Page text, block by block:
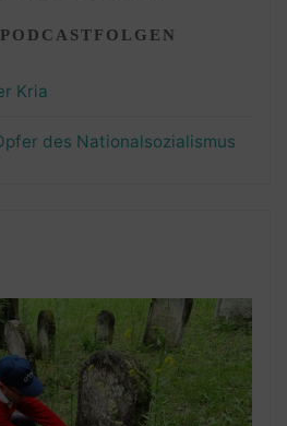
Kria
des Nationalsozialismus